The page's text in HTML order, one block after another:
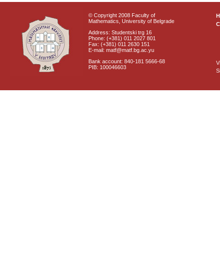
© Copyright 2008 Faculty of
Mathematics, University of Belgrade
Address: Studentski trg 16
Phone: (+381) 011 2027 801
Fax: (+381) 011 2630 151
E-mail: matf@matf.bg.ac.yu
Bank account: 840-181 5666-68
PIB: 100046603